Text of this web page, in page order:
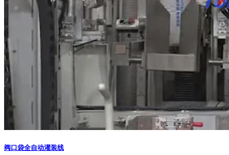
阀口袋全自动灌装线